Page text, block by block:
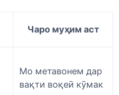
Чаро муҳим аст
Мо метавонем дар
вақти воқеӣ кӯмак